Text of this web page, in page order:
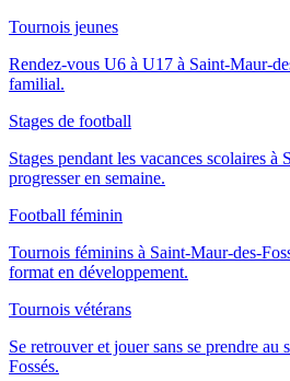
Tournois jeunes
Rendez-vous U6 à U17 à Saint-Maur-
familial.
Stages de football
Stages pendant les vacances scolaires à
progresser en semaine.
Football féminin
Tournois féminins à Saint-Maur-des-
format en développement.
Tournois vétérans
Se retrouver et jouer sans se prendre au
Fossés.